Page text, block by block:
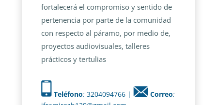
fortalecerá el compromiso y sentido de
pertenencia por parte de la comunidad
con respecto al páramo, por medio de,
proyectos audiovisuales, talleres
prácticos y tertulias
Teléfono: 3204094766 | Correo: